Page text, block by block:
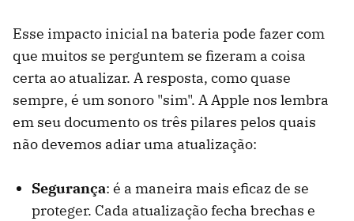
Esse impacto inicial na bateria pode fazer com
que muitos se perguntem se fizeram a coisa
certa ao atualizar. A resposta, como quase
sempre, é um sonoro "sim". A Apple nos lembra
em seu documento os três pilares pelos quais
não devemos adiar uma atualização:
Segurança: é a maneira mais eficaz de se
proteger. Cada atualização fecha brechas e